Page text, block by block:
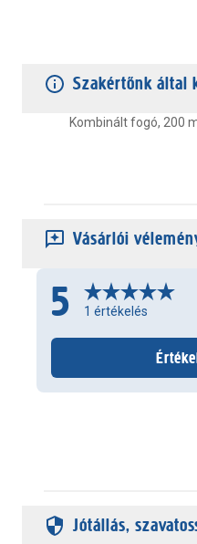
Szakértőnk által
Kombinált fogó, 200
Vásárlói
5 1 értékelés
Jótállás,